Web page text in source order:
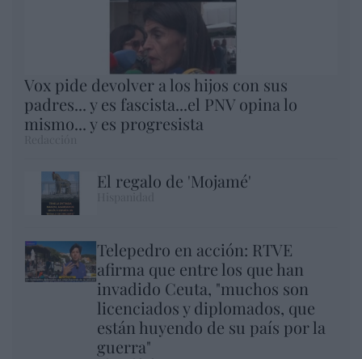
Vox pide devolver a los hijos con sus
padres... y es fascista...el PNV opina lo
mismo... y es progresista
El regalo de 'Mojamé'
Telepedro en acción: RTVE
afirma que entre los que han
invadido Ceuta, "muchos son
licenciados y diplomados, que
están huyendo de su país por la
guerra"